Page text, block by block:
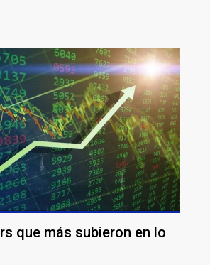
que más subieron en lo